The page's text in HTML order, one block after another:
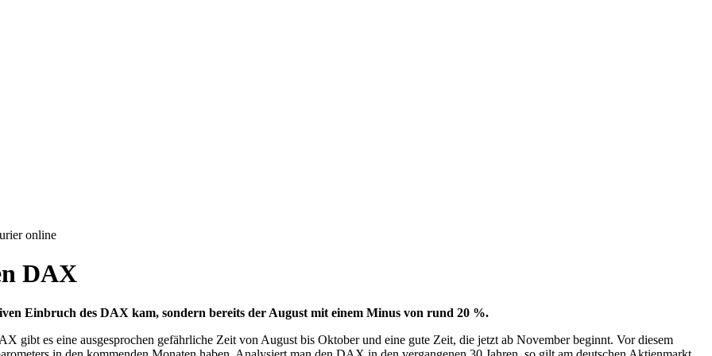
online
DAX
Einbruch des DAX kam, sondern bereits der August mit einem Minus von rund 20 %.
gibt es eine ausgesprochen gefährliche Zeit von August bis Oktober und eine gute Zeit, die jetzt ab November beginnt. Vor diesem